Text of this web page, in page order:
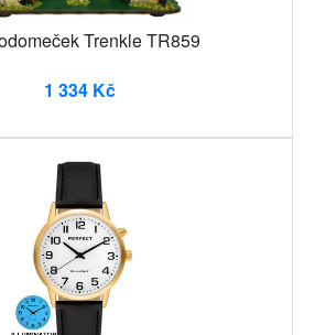
Trenkle TR859
1 334 Kč